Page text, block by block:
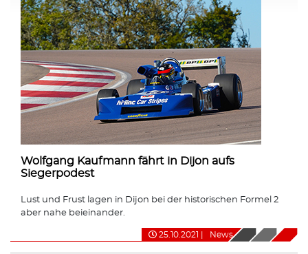
Wolfgang Kaufmann fährt in Dijon aufs
Siegerpodest
Lust und Frust lagen in Dijon bei der historischen Formel 2
aber nahe beieinander.
25.10.2021 News